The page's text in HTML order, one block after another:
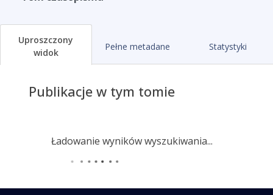
Uproszczony
widok
Pełne metadane Statystyki
Publikacje w tym tomie
Ładowanie wyników wyszukiwania...